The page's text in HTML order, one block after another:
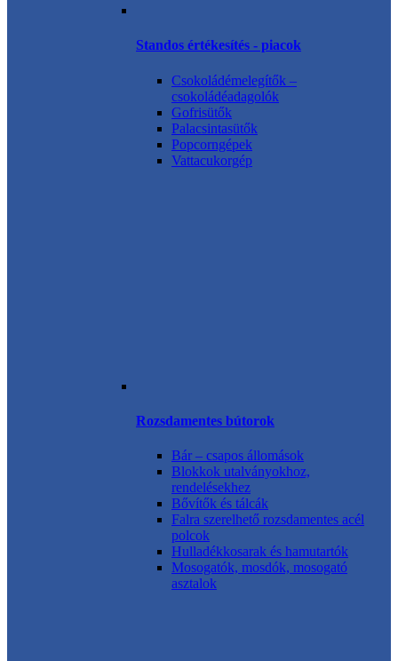
Standos értékesítés - piacok
Csokoládémelegítők –
csokoládéadagolók
Gofrisütők
Palacsintasütők
Popcorngépek
Vattacukorgép
Rozsdamentes bútorok
Bár – csapos állomások
Blokkok utalványokhoz,
rendelésekhez
Bővítők és tálcák
Falra szerelhető rozsdamentes acél
polcok
Hulladékkosarak és hamutartók
Mosogatók, mosdók, mosogató
asztalok